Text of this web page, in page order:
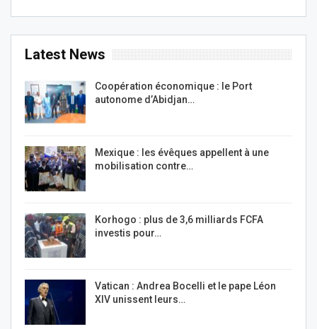
Latest News
Coopération économique : le Port
autonome d’Abidjan…
Mexique : les évêques appellent à une
mobilisation contre…
Korhogo : plus de 3,6 milliards FCFA
investis pour…
Vatican : Andrea Bocelli et le pape Léon
XIV unissent leurs…